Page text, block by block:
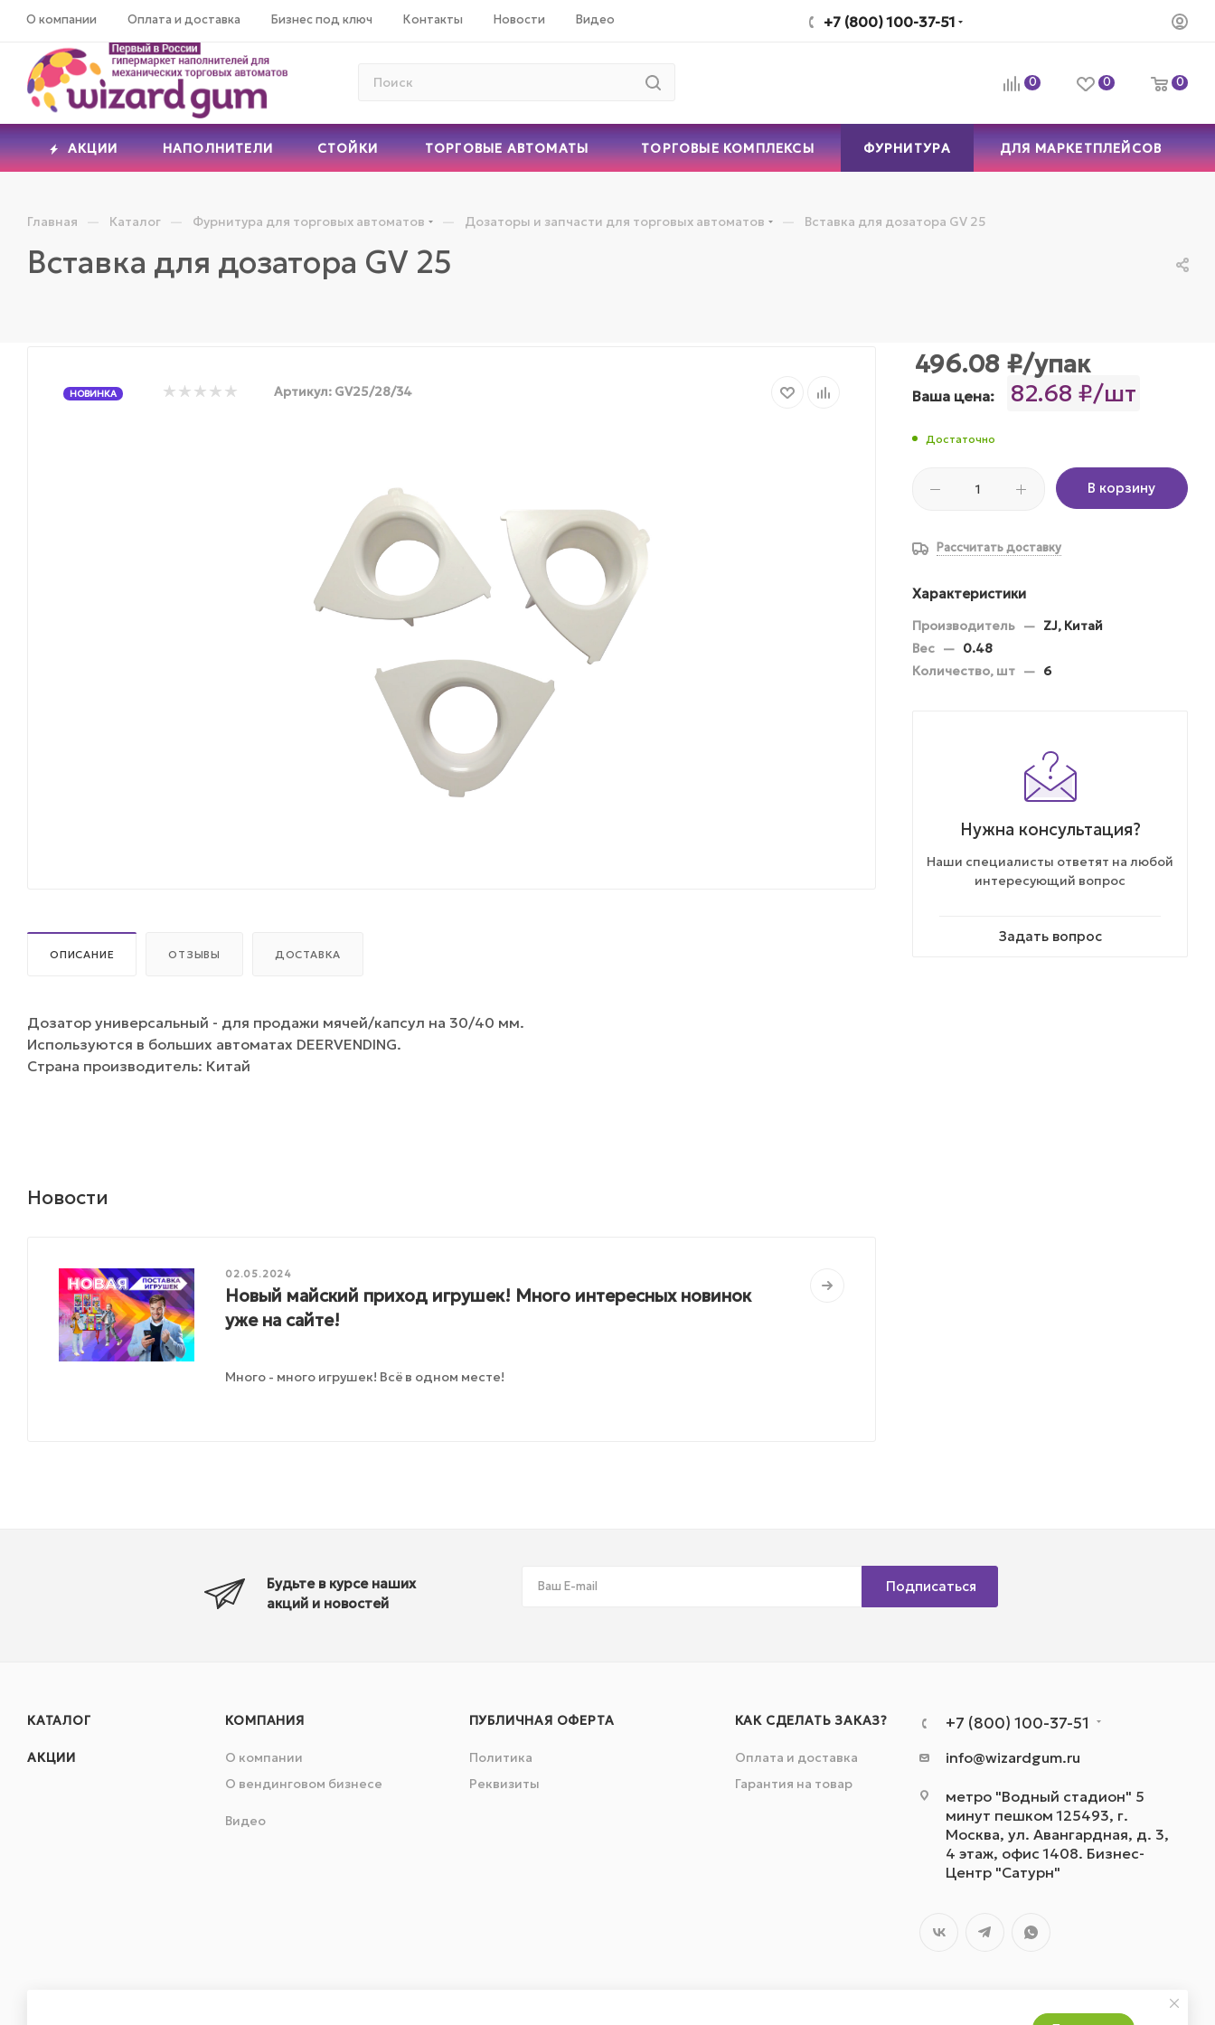
О компании Оплата и доставка Бизнес под ключ Контакты Новости Видео +7 (800) 100-37-51
0 0 0
АКЦИИ НАПОЛНИТЕЛИ СТОЙКИ ТОРГОВЫЕ АВТОМАТЫ ТОРГОВЫЕ КОМПЛЕКСЫ ФУРНИТУРА ДЛЯ МАРКЕТПЛЕЙСОВ
Главная — Каталог — Фурнитура для торговых автоматов — Дозаторы и запчасти для торговых автоматов — Вставка для дозатора GV 25
Вставка для дозатора GV 25
НОВИНКА Артикул: GV25/28/34
ОПИСАНИЕ ОТЗЫВЫ ДОСТАВКА
Дозатор универсальный - для продажи мячей/капсул на 30/40 мм.
Используются в больших автоматах DEERVENDING.
Страна производитель: Китай
Новости
02.05.2024
Новый майский приход игрушек! Много интересных новинок
уже на сайте!
Много - много игрушек! Всё в одном месте!
496.08 ₽/упак
Ваша цена: 82.68 ₽/шт
Достаточно
В корзину
Рассчитать доставку
Характеристики
Производитель — ZJ, Китай
Вес — 0.48
Количество, шт — 6
Нужна консультация?
Наши специалисты ответят на любой
интересующий вопрос
Задать вопрос
Будьте в курсе наших
акций и новостей
Подписаться
КАТАЛОГ
АКЦИИ
КОМПАНИЯ
О компании
О вендинговом бизнесе
Видео
ПУБЛИЧНАЯ ОФЕРТА
Политика
Реквизиты
КАК СДЕЛАТЬ ЗАКАЗ?
Оплата и доставка
Гарантия на товар
+7 (800) 100-37-51
info@wizardgum.ru
метро "Водный стадион" 5
минут пешком 125493, г.
Москва, ул. Авангардная, д. 3,
4 этаж, офис 1408. Бизнес-
Центр "Сатурн"